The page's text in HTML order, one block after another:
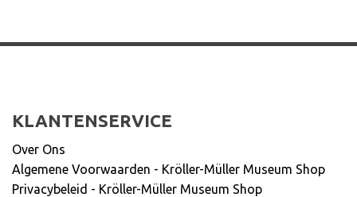
KLANTENSERVICE
Over Ons
Algemene Voorwaarden - Kröller-Müller Museum Shop
Privacybeleid - Kröller-Müller Museum Shop